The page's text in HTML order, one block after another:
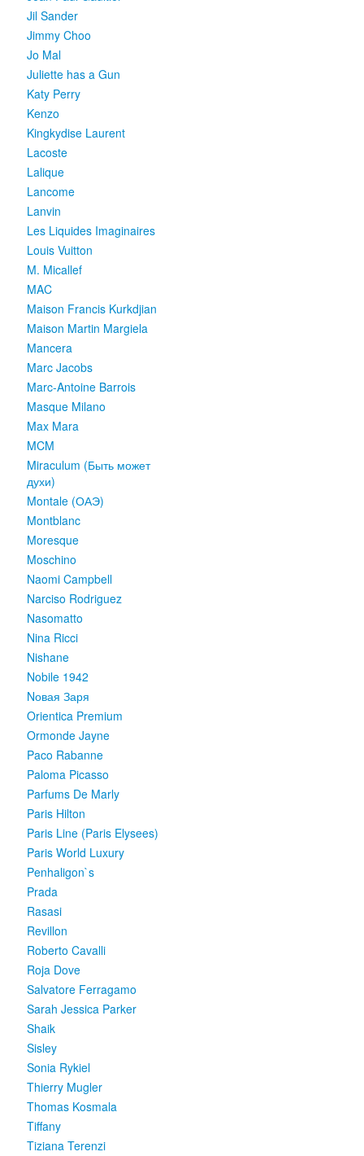
Jil Sander
Jimmy Choo
Jo Mal
Juliette has a Gun
Katy Perry
Kenzo
Kingkydise Laurent
Lacoste
Lalique
Lancome
Lanvin
Les Liquides Imaginaires
Louis Vuitton
M. Micallef
MAC
Maison Francis Kurkdjian
Maison Martin Margiela
Mancera
Marc Jacobs
Marc-Antoine Barrois
Masque Milano
Max Mara
MCM
Miraculum (Быть может
духи)
Montale (ОАЭ)
Montblanc
Moresque
Moschino
Naomi Campbell
Narciso Rodriguez
Nasomatto
Nina Ricci
Nishane
Nobile 1942
Nовая Заря
Orientica Premium
Ormonde Jayne
Paco Rabanne
Paloma Picasso
Parfums De Marly
Paris Hilton
Paris Line (Paris Elysees)
Paris World Luxury
Penhaligon`s
Prada
Rasasi
Revillon
Roberto Cavalli
Roja Dove
Salvatore Ferragamo
Sarah Jessica Parker
Shaik
Sisley
Sonia Rykiel
Thierry Mugler
Thomas Kosmala
Tiffany
Tiziana Terenzi